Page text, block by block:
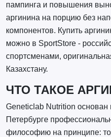
пампинга и повышения
аргинина на порцию без
компонентов. Купить
можно в SportStore -
спортсменами,
Казахстану.
ЧТО ТАКОЕ
Geneticlab Nutrition основан
Петербурге
философию на принципе: